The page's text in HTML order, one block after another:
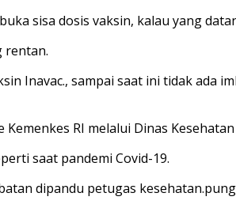
sisa dosis vaksin, kalau yang
rentan.
Inavac., sampai saat ini tidak ada
RI melalui Dinas
saat pandemi Covid-19.
dipandu petugas